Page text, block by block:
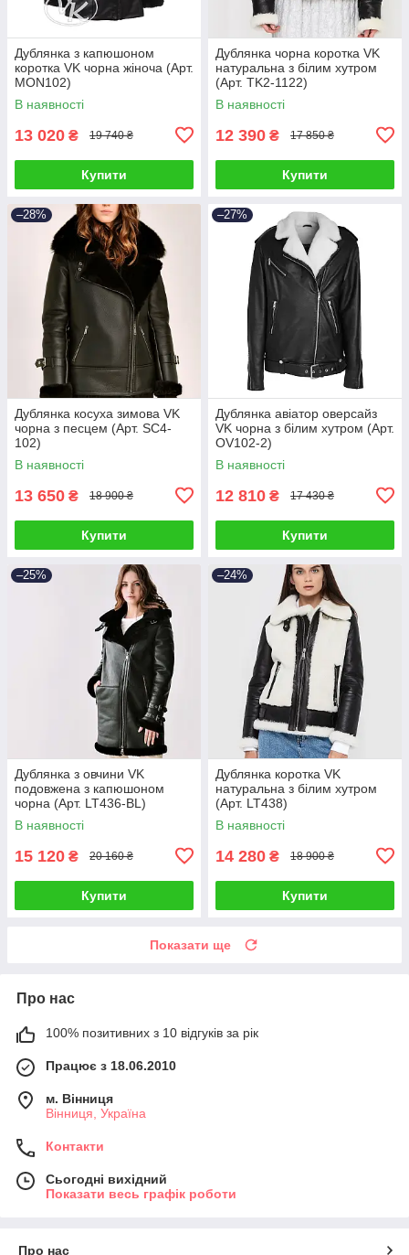
Дублянка з капюшоном
коротка VK чорна жіноча (Арт.
MON102)
В наявності
13 020 ₴ 19 740 ₴
Купити
Дублянка чорна коротка VK
натуральна з білим хутром
(Арт. TK2-1122)
В наявності
12 390 ₴ 17 850 ₴
Купити
–28%
Дублянка косуха зимова VK
чорна з песцем (Арт. SC4-
102)
В наявності
13 650 ₴ 18 900 ₴
Купити
–27%
Дублянка авіатор оверсайз
VK чорна з білим хутром (Арт.
OV102-2)
В наявності
12 810 ₴ 17 430 ₴
Купити
–25%
Дублянка з овчини VK
подовжена з капюшоном
чорна (Арт. LT436-BL)
В наявності
15 120 ₴ 20 160 ₴
Купити
–24%
Дублянка коротка VK
натуральна з білим хутром
(Арт. LT438)
В наявності
14 280 ₴ 18 900 ₴
Купити
Показати ще
Про нас
100% позитивних з 10 відгуків за рік
Працює з 18.06.2010
м. Вінниця
Вінниця, Україна
Контакти
Сьогодні вихідний
Показати весь графік роботи
Про нас